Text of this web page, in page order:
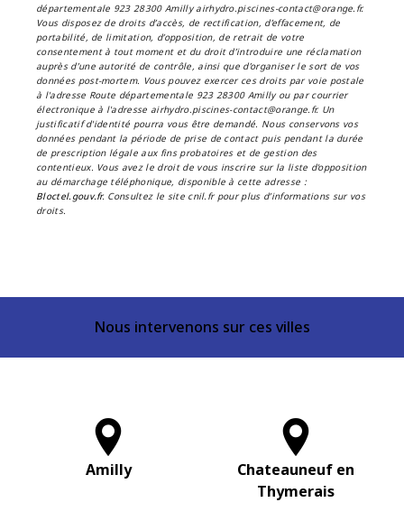
départementale 923 28300 Amilly airhydro.piscines-contact@orange.fr.
Vous disposez de droits d’accès, de rectification, d’effacement, de
portabilité, de limitation, d’opposition, de retrait de votre
consentement à tout moment et du droit d’introduire une réclamation
auprès d’une autorité de contrôle, ainsi que d’organiser le sort de vos
données post-mortem. Vous pouvez exercer ces droits par voie postale
à l'adresse Route départementale 923 28300 Amilly ou par courrier
électronique à l'adresse airhydro.piscines-contact@orange.fr. Un
justificatif d'identité pourra vous être demandé. Nous conservons vos
données pendant la période de prise de contact puis pendant la durée
de prescription légale aux fins probatoires et de gestion des
contentieux. Vous avez le droit de vous inscrire sur la liste d'opposition
au démarchage téléphonique, disponible à cette adresse :
Bloctel.gouv.fr. Consultez le site cnil.fr pour plus d’informations sur vos
droits.
Nous intervenons sur ces villes
Amilly
Chateauneuf en
Thymerais